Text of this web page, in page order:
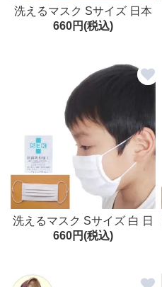
洗えるマスク Sサイズ 日本
製 綿100% 2枚入り 抗菌防
660円(税込)
洗えるマスク Sサイズ 白 日
本製 綿100% 2枚入り 抗菌
返し 使える 小さいサイズ 小
660円(税込)